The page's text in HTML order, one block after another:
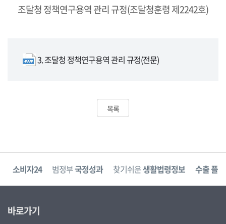
조달청 정책연구용역 관리 규정(조달청훈령 제2242호)
3. 조달청 정책연구용역 관리 규정(전문)
목록
소비자24 범정부국정성과 찾기쉬운생활법령정보 수출 플
바로가기